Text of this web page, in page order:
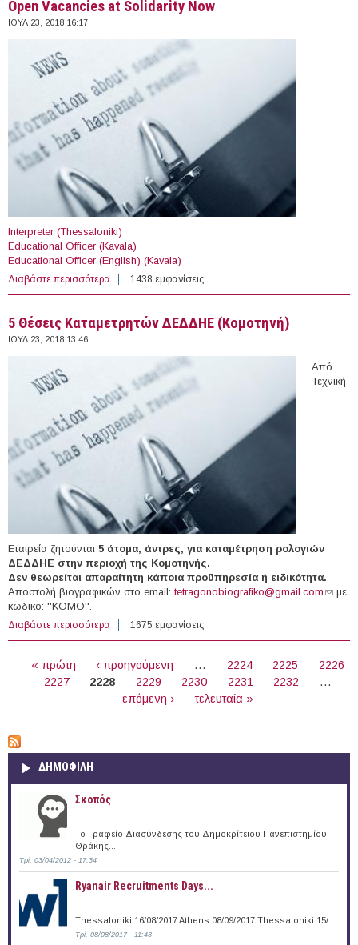
Open Vacancies at Solidarity Now
ΙΟΥΛ 23, 2018 16:17
Interpreter (Thessaloniki)
Educational Officer (Kavala)
Educational Officer (English) (Kavala)
Διαβάστε περισσότερα για Open Vacancies at Solidarity Now
1438 εμφανίσεις
5 Θέσεις Καταμετρητών ΔΕΔΔΗΕ (Κομοτηνή)
ΙΟΥΛ 23, 2018 13:46
Από
Τεχνική
Εταιρεία ζητούνται 5 άτομα, άντρες, για καταμέτρηση ρολογιών
ΔΕΔΔΗΕ στην περιοχή της Κομοτηνής.
Δεν θεωρείται απαραίτητη κάποια προϋπηρεσία ή ειδικότητα.
Αποστολή βιογραφικών στο email: tetragonobiografiko@gmail.com (linkμε
κωδικο: ''ΚΟΜΟ''.
Διαβάστε περισσότερα για 5 Θέσεις Καταμετρητών ΔΕΔΔΗΕ (Κομοτηνή)
1675 εμφανίσεις
« πρώτη ‹ προηγούμενη … 2224 2225
2226
2227
2228 2229 2230 2231 2232
…
επόμενη ›
τελευταία »
ΔΗΜΟΦΙΛΗ
Σκοπός
Το Γραφείο Διασύνδεσης του Δημοκρίτειου Πανεπιστημίου
Θράκης...
Τρί, 03/04/2012 - 17:34
Ryanair Recruitments Days...
Thessaloniki 16/08/2017 Athens 08/09/2017 Thessaloniki 15/...
Τρί, 08/08/2017 - 11:43